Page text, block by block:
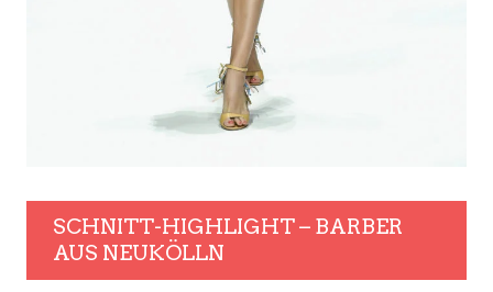
SCHNITT-HIGHLIGHT – BARBER
AUS NEUKÖLLN